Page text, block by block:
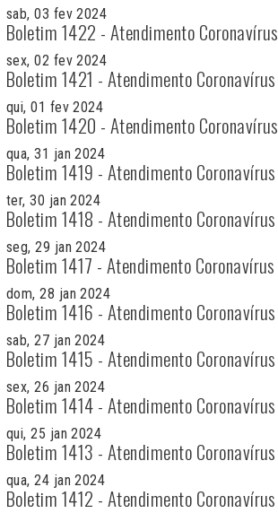
sab, 03 fev 2024
Boletim 1422 - Atendimento Coronavírus
sex, 02 fev 2024
Boletim 1421 - Atendimento Coronavírus
qui, 01 fev 2024
Boletim 1420 - Atendimento Coronavírus
qua, 31 jan 2024
Boletim 1419 - Atendimento Coronavírus
ter, 30 jan 2024
Boletim 1418 - Atendimento Coronavírus
seg, 29 jan 2024
Boletim 1417 - Atendimento Coronavírus
dom, 28 jan 2024
Boletim 1416 - Atendimento Coronavírus
sab, 27 jan 2024
Boletim 1415 - Atendimento Coronavírus
sex, 26 jan 2024
Boletim 1414 - Atendimento Coronavírus
qui, 25 jan 2024
Boletim 1413 - Atendimento Coronavírus
qua, 24 jan 2024
Boletim 1412 - Atendimento Coronavírus